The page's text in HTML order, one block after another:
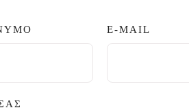
E-MAIL